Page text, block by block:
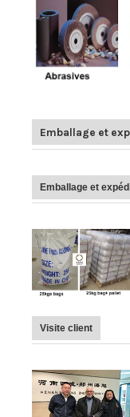
Emballage et
Emballage et
Visite client